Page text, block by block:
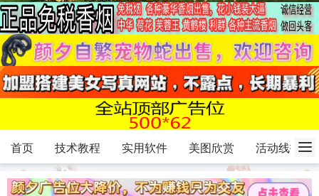
首页 技术教程 实用软件 美图欣赏 活动线报